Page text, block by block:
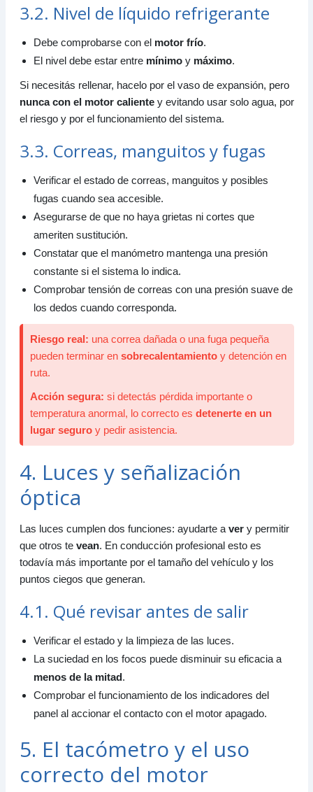
3.2. Nivel de líquido refrigerante
Debe comprobarse con el motor frío.
El nivel debe estar entre mínimoy máximo.
Si necesitás rellenar, hacelo por el vaso de expansión, pero
nunca con el motor calientey evitando usar solo agua, por
el riesgo y por el funcionamiento del sistema.
3.3. Correas, manguitos y fugas
Verificar el estado de correas, manguitos y posibles
fugas cuando sea accesible.
Asegurarse de que no haya grietas ni cortes que
ameriten sustitución.
Constatar que el manómetro mantenga una presión
constante si el sistema lo indica.
Comprobar tensión de correas con una presión suave de
los dedos cuando corresponda.
Riesgo real: una correa dañada o una fuga pequeña
pueden terminar en sobrecalentamientoy detención en
ruta.
Acción segura: si detectás pérdida importante o
temperatura anormal, lo correcto es detenerte en un
lugar seguroy pedir asistencia.
4. Luces y señalización
óptica
Las luces cumplen dos funciones: ayudarte a very permitir
que otros te vean. En conducción profesional esto es
todavía más importante por el tamaño del vehículo y los
puntos ciegos que generan.
4.1. Qué revisar antes de salir
Verificar el estado y la limpieza de las luces.
La suciedad en los focos puede disminuir su eficacia a
menos de la mitad.
Comprobar el funcionamiento de los indicadores del
panel al accionar el contacto con el motor apagado.
5. El tacómetro y el uso
correcto del motor